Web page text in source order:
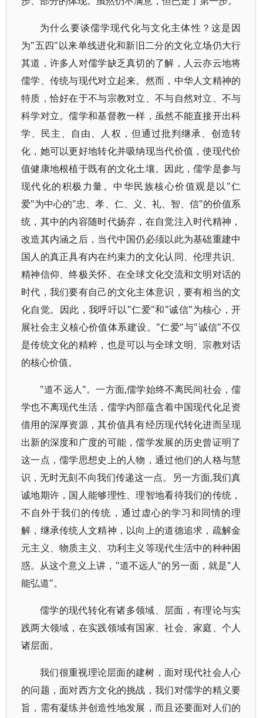
为什么要谈儒学现代化与文化主体性？这是因
为"五四"以来单线进化和新旧二分的文化立场仍大行
其道，许多人对儒学缺乏真切的了解，人云亦云地将
儒学、传统与现代对立起来。然而，中华人文精神的
特质，恰好在于不与宗教对立、不与自然对立、不与
科学对立。儒学和基督教一样，虽然不能直接开出科
学、民主、自由、人权，但通过批判继承、创造转
化，她可以更好地转化并吸纳现当代价值，使现代价
值健康地根植于既有的文化土壤。因此，儒学是参与
现代化的积极力量。中华民族核心价值观是以"仁
爱"为中心的"忠、孝、仁、义、礼、智、信"的价值系
统，其中的内容随时代扬弃，在自觉注入时代精神，
改造其内涵之后，当代中国仍必须以此为基础重建中
国人的真正具有内在约束力的文化认同、伦理共识、
精神信仰、终极关怀。在全球文化交流和文明对话的
时代，我们要有自己的文化主体意识，要有相当的文
化自觉。因此，我呼吁以"仁爱"和"诚信"为核心，开
展社会主义核心价值体系建设。"仁爱"与"诚信"不仅
是传统文化的精粹，也是可以与全球文明、宗教对话
的核心价值。
"道不远人"。一方面,儒学始终不离民间社会，儒
学也不离现代生活，儒学内部蕴含着中国现代化足资
借用的深厚资源，其价值具有经历现代转化进而呈现
出新的深度和广度的可能，儒学发展的历史曾证明了
这一点，儒学思想史上的人物，通过他们的人格与慧
识，无时无刻不向我们传递这一点。另一方面,我们真
诚地期许，国人能够理性、理智地看待我们的传统，
不自外于我们的传统，通过虚心的学习和同情的理
解，继承传统人文精神，以向上的道德追求，疏解金
元主义、物质主义、功利主义等现代生活中的种种困
惑。从这个意义上讲，"道不远人"的另一面，就是"人
能弘道"。
儒学的现代转化有诸多领域、层面，有理论与实
践两大领域，在实践领域有国家、社会、家庭、个人
诸层面。
我们很重视理论层面的建树，面对现代社会人心
的问题，面对西方文化的挑战，我们对儒学的精义要
旨，需有凝练并创造性地发展，而且还要面对人们的